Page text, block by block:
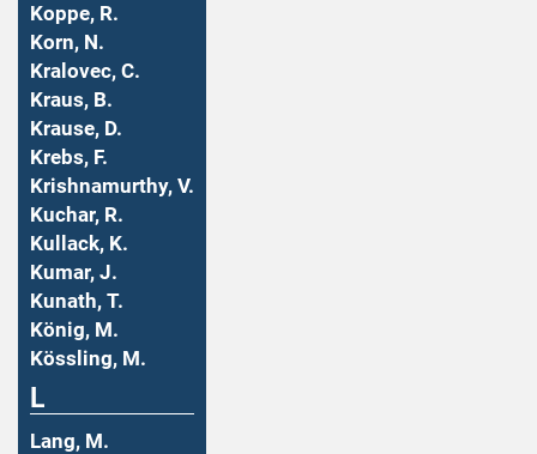
Koppe, R.
Korn, N.
Kralovec, C.
Kraus, B.
Krause, D.
Krebs, F.
Krishnamurthy, V.
Kuchar, R.
Kullack, K.
Kumar, J.
Kunath, T.
König, M.
Kössling, M.
L
Lang, M.